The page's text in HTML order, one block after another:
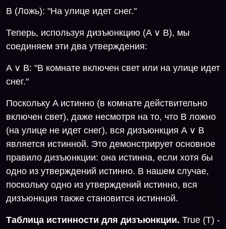
B (Ложь): "На улице идет снег."
Теперь, используя дизъюнкцию (A ∨ B), мы
соединяем эти два утверждения:
A ∨ B: "В комнате включен свет или на улице идет
снег."
Поскольку A истинно (в комнате действительно
включен свет), даже несмотря на то, что B ложно
(на улице не идет снег), вся дизъюнкция A ∨ B
является истинной. Это демонстрирует основное
правило дизъюнкции: она истинна, если хотя бы
одно из утверждений истинно. В нашем случае,
поскольку одно из утверждений истинно, вся
дизъюнкция также становится истинной.
Таблица истинности для дизъюнкции. True (T) -